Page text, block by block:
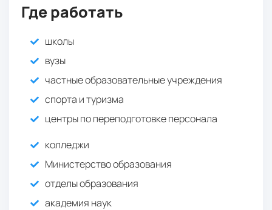
Где работать
школы
вузы
частные образовательные учреждения
спорта и туризма
центры по переподготовке персонала
колледжи
Министерство образования
отделы образования
академия наук